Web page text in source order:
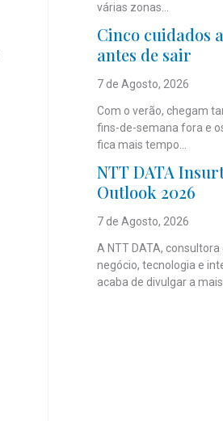
várias zonas...
Cinco cuidados
antes de sair
7 de Agosto, 2026
Com o verão, chegam
fins-de-semana fora e
fica mais tempo...
NTT DATA
Outlook 2026
7 de Agosto, 2026
A NTT DATA,
negócio, tecnologia e
acaba de divulgar a